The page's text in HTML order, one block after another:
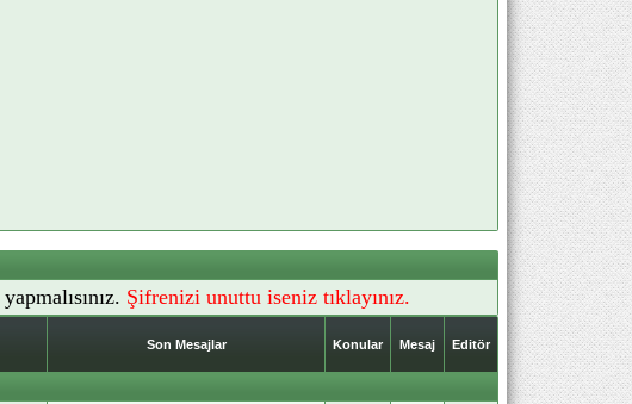
yapmalısınız. Şifrenizi unuttu iseniz tıklayınız.
Son Mesajlar Konular Mesaj Editör